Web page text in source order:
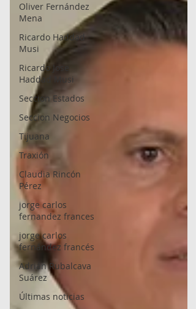
Oliver Fernández
Mena
Ricardo Haddad
Musi
Ricardo Jose
Haddad Musi
Seccion Estados
Seccion Negocios
Tijuana
Traxión
Claudia Rincón
Pérez
jorge carlos
fernandez frances
jorge carlos
fernández francés
Adrián Rubalcava
Suárez
Últimas noticias